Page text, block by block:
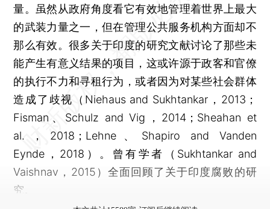
量。虽然从政府角度看它有效地管理着世界上最大
的武装力量之一，但在管理公共服务机构方面却不
那么有效。很多关于印度的研究文献讨论了那些未
能产生有意义结果的项目，这或许源于政客和官僚
的执行不力和寻租行为，或者因为对某些社会群体
造成了歧视（Niehaus and Sukhtankar，2013；
Fisman、Schulz and Vig，2014；Sheahan et
al.，2018；Lehne、Shapiro and Vanden
Eynde，2018）。曾有学者（Sukhtankar and
Vaishnav，2015）全面回顾了关于印度腐败的研
究。